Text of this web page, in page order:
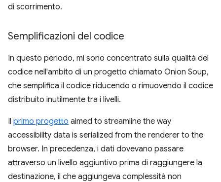
di scorrimento.
Semplificazioni del codice
In questo periodo, mi sono concentrato sulla qualità del
codice nell'ambito di un progetto chiamato Onion Soup,
che semplifica il codice riducendo o rimuovendo il codice
distribuito inutilmente tra i livelli.
Il primo progetto aimed to streamline the way
accessibility data is serialized from the renderer to the
browser. In precedenza, i dati dovevano passare
attraverso un livello aggiuntivo prima di raggiungere la
destinazione, il che aggiungeva complessità non